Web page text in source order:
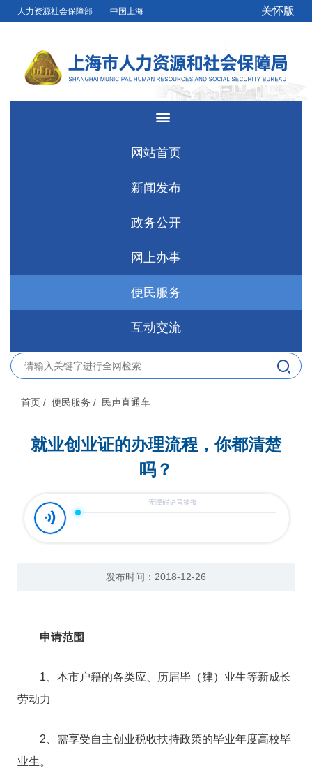
无障碍操作说明 跳转到网站导航区
人力资源社会保障部 中国上海 关怀版
网站首页
新闻发布
政务公开
网上办事
便民服务
互动交流
首页 / 便民服务 / 民声直通车
就业创业证的办理流程，你都清楚
吗？
发布时间：2018-12-26
申请范围
1、本市户籍的各类应、历届毕（肄）业生等新成长
劳动力
2、需享受自主创业税收扶持政策的毕业年度高校毕
业生。